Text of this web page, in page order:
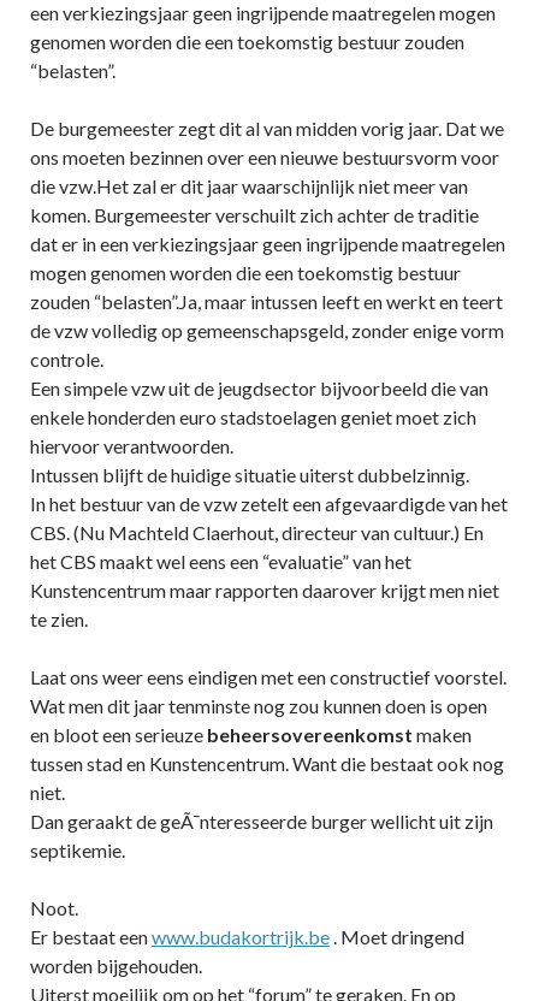
een verkiezingsjaar geen ingrijpende maatregelen mogen
genomen worden die een toekomstig bestuur zouden
“belasten”.
De burgemeester zegt dit al van midden vorig jaar. Dat we
ons moeten bezinnen over een nieuwe bestuursvorm voor
die vzw.Het zal er dit jaar waarschijnlijk niet meer van
komen. Burgemeester verschuilt zich achter de traditie
dat er in een verkiezingsjaar geen ingrijpende maatregelen
mogen genomen worden die een toekomstig bestuur
zouden “belasten”.Ja, maar intussen leeft en werkt en teert
de vzw volledig op gemeenschapsgeld, zonder enige vorm
controle.
Een simpele vzw uit de jeugdsector bijvoorbeeld die van
enkele honderden euro stadstoelagen geniet moet zich
hiervoor verantwoorden.
Intussen blijft de huidige situatie uiterst dubbelzinnig.
In het bestuur van de vzw zetelt een afgevaardigde van het
CBS. (Nu Machteld Claerhout, directeur van cultuur.) En
het CBS maakt wel eens een “evaluatie” van het
Kunstencentrum maar rapporten daarover krijgt men niet
te zien.
Laat ons weer eens eindigen met een constructief voorstel.
Wat men dit jaar tenminste nog zou kunnen doen is open
en bloot een serieuze beheersovereenkomst maken
tussen stad en Kunstencentrum. Want die bestaat ook nog
niet.
Dan geraakt de geÃ¯nteresseerde burger wellicht uit zijn
septikemie.
Noot.
Er bestaat eenwww.budakortrijk.be. Moet dringend
worden bijgehouden.
Uiterst moeilijk om op het “forum” te geraken. En op